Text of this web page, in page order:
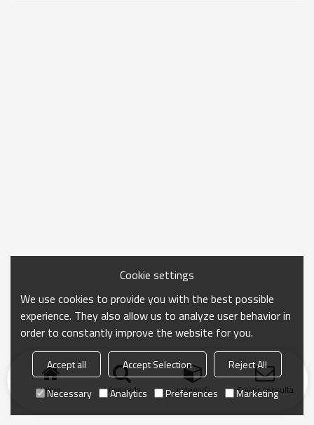
Inicio búsqueda categoría Enviar consulta
Cookie settings
We use cookies to provide you with the best possible
experience. They also allow us to analyze user behavior in
order to constantly improve the website for you.
Accept all Accept Selection
Reject All
Necessary
Analytics Preferences Marketing